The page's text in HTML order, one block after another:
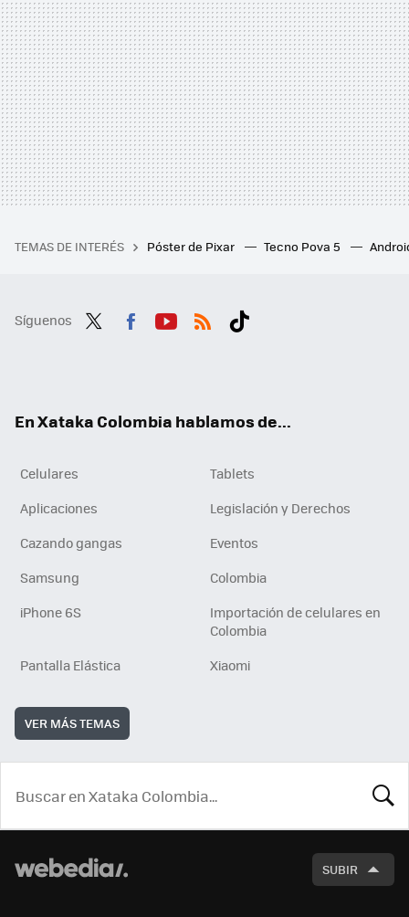
TEMAS DE INTERÉS Póster de Pixar Tecno Pova 5
Síguenos
En Xataka Colombia hablamos de...
Celulares
Tablets
Aplicaciones
Legislación y Derechos
Cazando gangas
Eventos
Samsung
Colombia
iPhone 6S
Importación de celulares en
Colombia
Pantalla Elástica
Xiaomi
VER MÁS TEMAS
SUBIR